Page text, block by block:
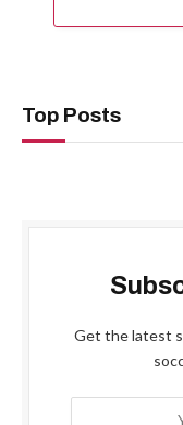
Top Posts
Get the latest